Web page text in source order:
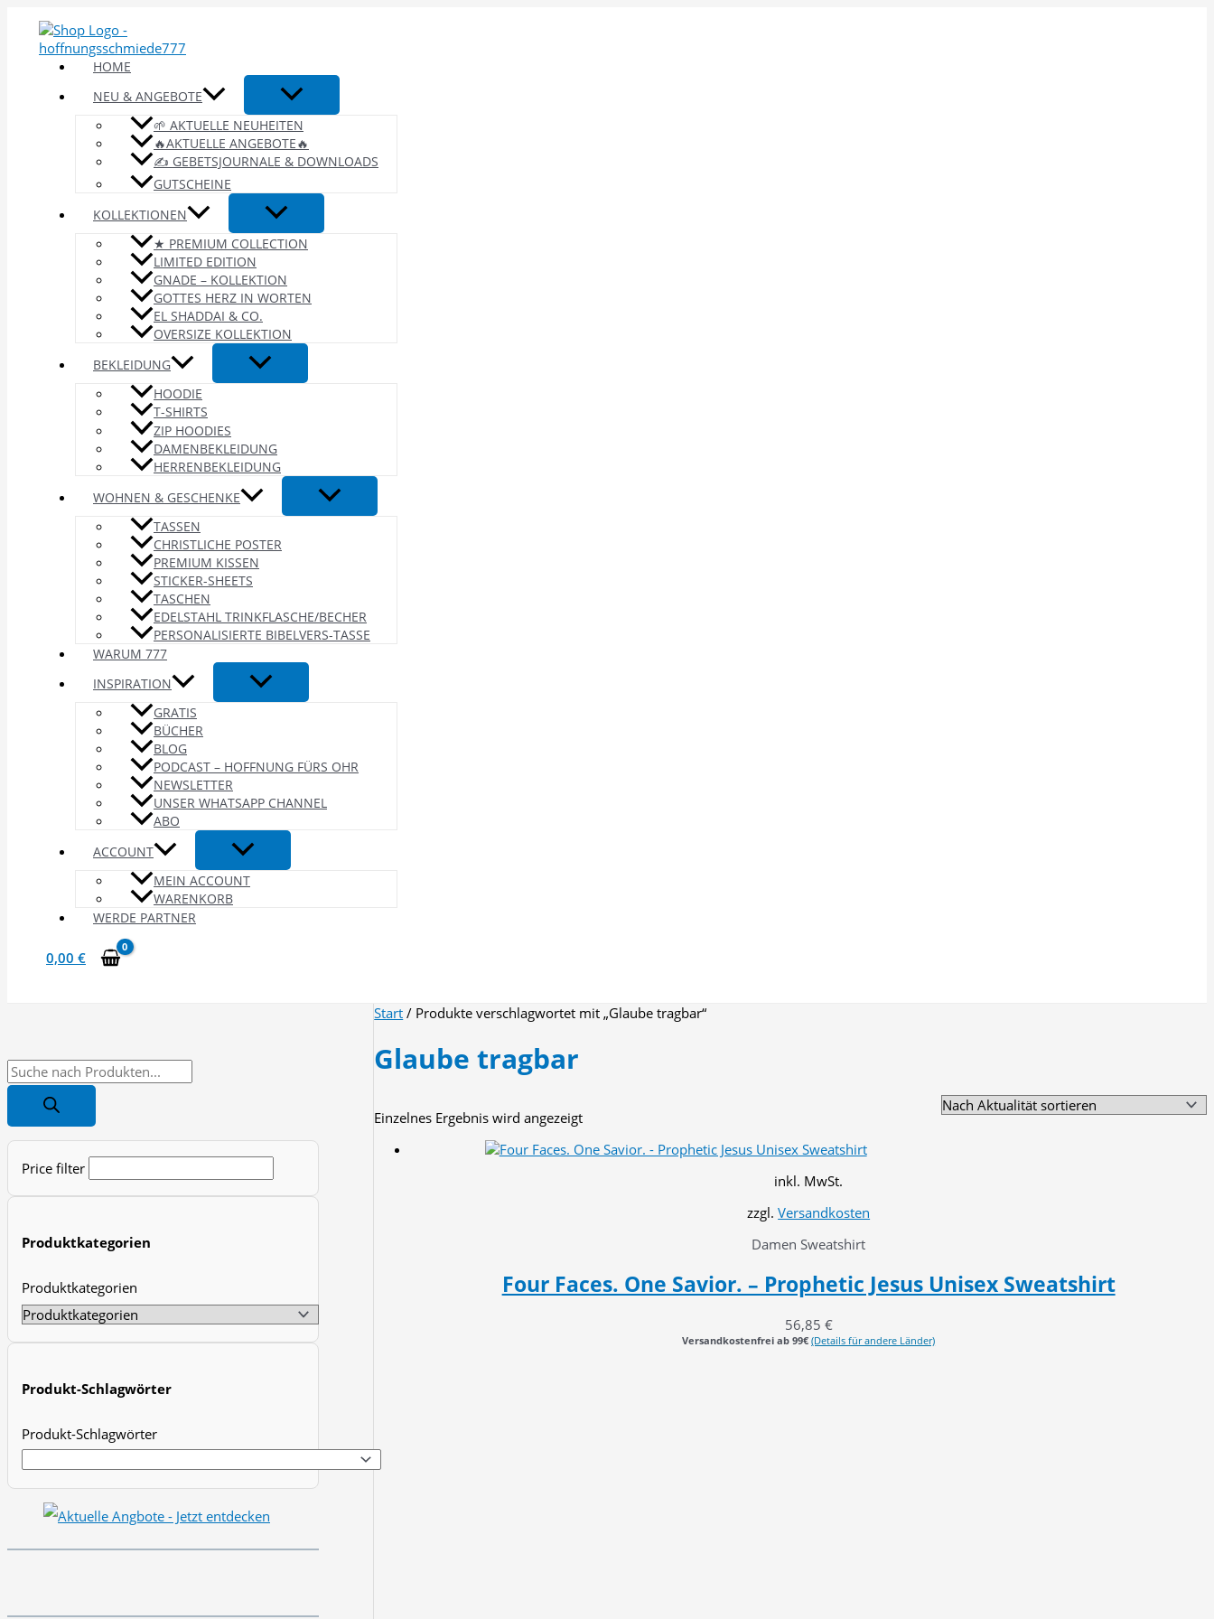
Inhalt
springen
HOME
NEU & ANGEBOTE
🌱 AKTUELLE NEUHEITEN
🔥AKTUELLE ANGEBOTE🔥
✍️ GEBETSJOURNALE & DOWNLOADS
GUTSCHEINE
KOLLEKTIONEN
★ PREMIUM COLLECTION
LIMITED EDITION
GNADE – KOLLEKTION
GOTTES HERZ IN WORTEN
EL SHADDAI & CO.
OVERSIZE KOLLEKTION
BEKLEIDUNG
HOODIE
T-SHIRTS
ZIP HOODIES
DAMENBEKLEIDUNG
HERRENBEKLEIDUNG
WOHNEN & GESCHENKE
TASSEN
CHRISTLICHE POSTER
PREMIUM KISSEN
STICKER-SHEETS
TASCHEN
EDELSTAHL TRINKFLASCHE/BECHER
PERSONALISIERTE BIBELVERS-TASSE
WARUM 777
INSPIRATION
GRATIS
BÜCHER
BLOG
PODCAST – HOFFNUNG FÜRS OHR
NEWSLETTER
UNSER WHATSAPP CHANNEL
ABO
ACCOUNT
MEIN ACCOUNT
WARENKORB
WERDE PARTNER
0,00 €
P
o
c
a
Price filter
Produktkategorien
Produktkategorien
Produkt-Schlagwörter
Produkt-Schlagwörter
Start / Produkte verschlagwortet mit „Glaube tragbar“
Glaube tragbar
Einzelnes Ergebnis wird angezeigt
inkl. MwSt.
zzgl.Versandkosten
Damen Sweatshirt
Four Faces. One Savior. – Prophetic Jesus Unisex Sweatshirt
56,85 €
Versandkostenfrei ab 99€ (Details für andere Länder)